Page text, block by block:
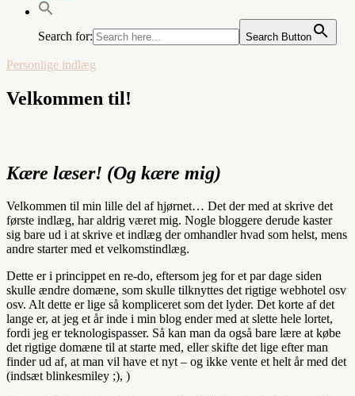
Search for: Search Button
Personlige indlæg
Velkommen til!
Kære læser! (Og kære mig)
Velkommen til min lille del af hjørnet… Det der med at skrive det
første indlæg, har aldrig været mig. Nogle bloggere derude kaster
sig bare ud i at skrive et indlæg der omhandler hvad som helst, mens
andre starter med et velkomstindlæg.
Dette er i princippet en re-do, eftersom jeg for et par dage siden
skulle ændre domæne, som skulle tilknyttes det rigtige webhotel osv
osv. Alt dette er lige så kompliceret som det lyder. Det korte af det
lange er, at jeg et år inde i min blog ender med at slette hele lortet,
fordi jeg er teknologispasser. Så kan man da også bare lære at købe
det rigtige domæne til at starte med, eller skifte det lige efter man
finder ud af, at man vil have et nyt – og ikke vente et helt år med det
(indsæt blinkesmiley ;), )